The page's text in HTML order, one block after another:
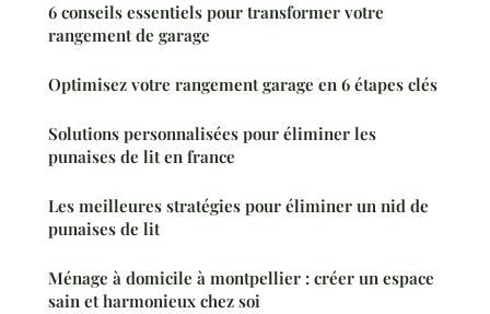
6 conseils essentiels pour transformer votre
rangement de garage
Optimisez votre rangement garage en 6 étapes clés
Solutions personnalisées pour éliminer les
punaises de lit en france
Les meilleures stratégies pour éliminer un nid de
punaises de lit
Ménage à domicile à montpellier : créer un espace
sain et harmonieux chez soi